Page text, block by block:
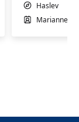
Haslev
Marianne